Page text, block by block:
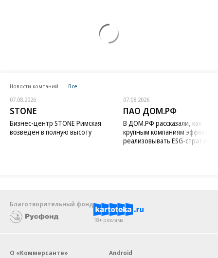
Новости компаний Все
07.08.2026
STONE
Бизнес-центр STONE Римская
возведен в полную высоту
07.08.2026
ПАО ДОМ.РФ
В ДОМ.РФ рассказали, как
крупным компаниям
реализовывать ESG-стратегию
Благотворительный фонд
18+ реклама
О «Коммерсанте»
Android